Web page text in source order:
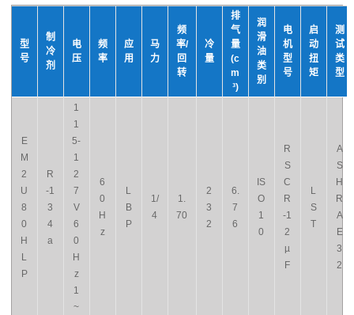
型
号
制
冷
剂
电
压
频
率
应
用
马
力
频
率/
回
转
冷
量
排
气
量
(c
m
³)
润
滑
油
类
别
电
机
型
号
启
动
扭
矩
测
试
类
型
E
M
2
U
8
0
H
L
P
R
-1
3
4
a
1
1
5-
1
2
7
V
6
0
H
z
1
~
6
0
H
z
L
B
P
1/
4
1.
70
2
3
2
6.
7
6
IS
O
1
0
R
S
C
R
-1
2
µ
F
L
S
T
A
S
H
R
A
E
3
2